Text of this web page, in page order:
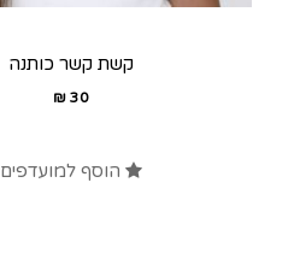
קשת קשר כותנה
30
₪
הוסף למועדפים